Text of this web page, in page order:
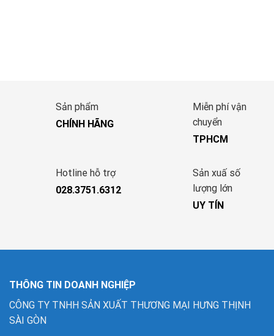
Sản phẩm
CHÍNH HÃNG
Miễn phí vận
chuyển
TPHCM
Hotline hỗ trợ
028.3751.6312
Sản xuấ số
lượng lớn
UY TÍN
THÔNG TIN DOANH NGHIỆP
CÔNG TY TNHH SẢN XUẤT THƯƠNG MẠI HƯNG THỊNH
SÀI GÒN